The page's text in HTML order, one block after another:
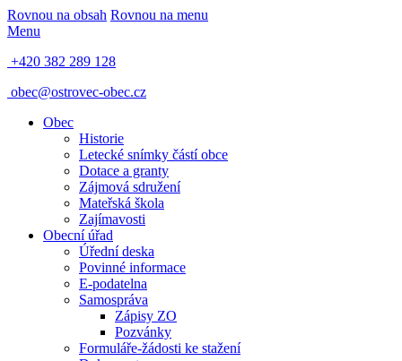
Rovnou na obsah Rovnou na menu
Menu
+420 382 289 128
obec@ostrovec-obec.cz
Obec
Historie
Letecké snímky částí obce
Dotace a granty
Zájmová sdružení
Mateřská škola
Zajímavosti
Obecní úřad
Úřední deska
Povinné informace
E-podatelna
Samospráva
Zápisy ZO
Pozvánky
Formuláře-žádosti ke stažení